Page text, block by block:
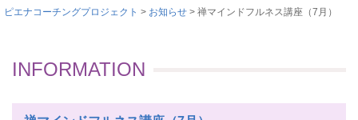
ピエナコーチングプロジェクト > お知らせ > 禅マインドフルネス講座（7月）
INFORMATION